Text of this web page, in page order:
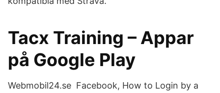
Tacx Training – Appar
på Google Play
Webmobil24.se Facebook, How to Login by a